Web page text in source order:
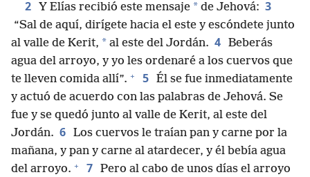
2 Y Elías recibió este mensaje * de Jehová: 3
“Sal de aquí, dirígete hacia el este y escóndete junto
al valle de Kerit, * al este del Jordán. 4 Beberás
agua del arroyo, y yo les ordenaré a los cuervos que
te lleven comida allí”. + 5 Él se fue inmediatamente
y actuó de acuerdo con las palabras de Jehová. Se
fue y se quedó junto al valle de Kerit, al este del
Jordán. 6 Los cuervos le traían pan y carne por la
mañana, y pan y carne al atardecer, y él bebía agua
del arroyo. + 7 Pero al cabo de unos días el arroyo